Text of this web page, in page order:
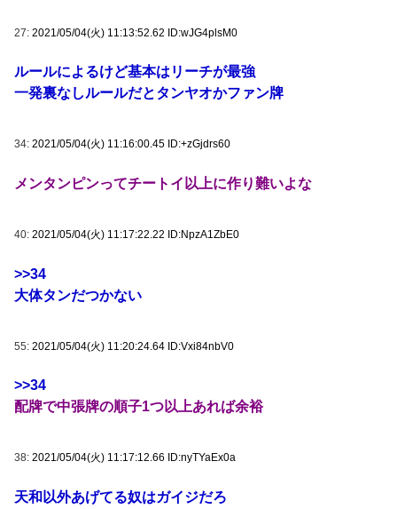
27: 2021/05/04(火) 11:13:52.62 ID:wJG4plsM0
ルールによるけど基本はリーチが最強
一発裏なしルールだとタンヤオかファン牌
34: 2021/05/04(火) 11:16:00.45 ID:+zGjdrs60
メンタンピンってチートイ以上に作り難いよな
40: 2021/05/04(火) 11:17:22.22 ID:NpzA1ZbE0
>>34
大体タンだつかない
55: 2021/05/04(火) 11:20:24.64 ID:Vxi84nbV0
>>34
配牌で中張牌の順子1つ以上あれば余裕
38: 2021/05/04(火) 11:17:12.66 ID:nyTYaEx0a
天和以外あげてる奴はガイジだろ